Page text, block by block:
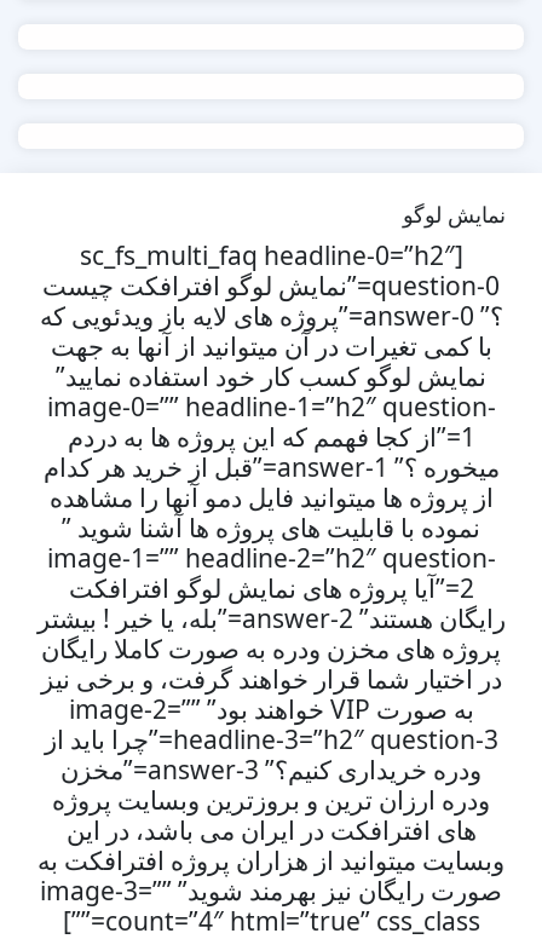
نمایش لوگو
[sc_fs_multi_faq headline-0=”h2″
question-0=”نمایش لوگو افترافکت چیست
؟” answer-0=”پروژه های لایه باز ویدئویی که
با کمی تغیرات در آن میتوانید از آنها به جهت
نمایش لوگو کسب کار خود استفاده نمایید”
image-0=”” headline-1=”h2″ question-
1=”از کجا فهمم که این پروژه ها به دردم
میخوره ؟” answer-1=”قبل از خرید هر کدام
از پروژه ها میتوانید فایل دمو آنها را مشاهده
نموده با قابلیت های پروژه ها آشنا شوید ”
image-1=”” headline-2=”h2″ question-
2=”آیا پروژه های نمایش لوگو افترافکت
رایگان هستند” answer-2=”بله، یا خیر ! بیشتر
پروژه های مخزن ودره به صورت کاملا رایگان
در اختیار شما قرار خواهند گرفت، و برخی نیز
به صورت VIP خواهند بود” image-2=””
headline-3=”h2″ question-3=”چرا باید از
ودره خریداری کنیم؟” answer-3=”مخزن
ودره ارزان ترین و بروزترین وبسایت پروژه
های افترافکت در ایران می باشد، در این
وبسایت میتوانید از هزاران پروژه افترافکت به
صورت رایگان نیز بهرمند شوید” image-3=””
count=”4″ html=”true” css_class=””]